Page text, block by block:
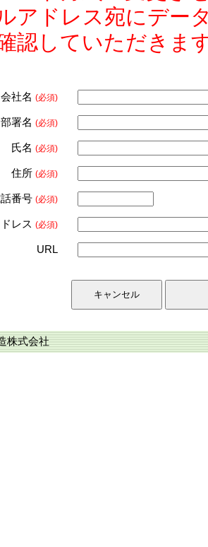
アドレス宛にデー
認していただきま
会社名 (必須)
部署名 (必須)
氏名 (必須)
住所 (必須)
番号 (必須)
レス (必須)
URL
株式会社